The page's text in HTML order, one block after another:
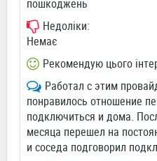
пошкоджень
Недоліки:
Немає
Рекомендую цього
Работал с этим
понравилось отношение
подключиться и дома.
месяца перешел на
и соседа подговорил